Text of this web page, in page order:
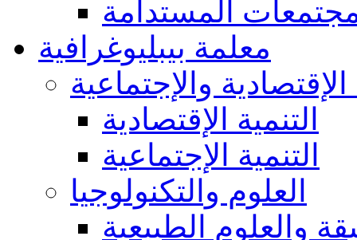
المستدامة
معلمة بيبليوغرافية
الإقتصادية والإجتماعية
التنمية الإقتصادية
التنمية الإجتماعية
العلوم والتكنولوجيا
والعلوم الطبيعية